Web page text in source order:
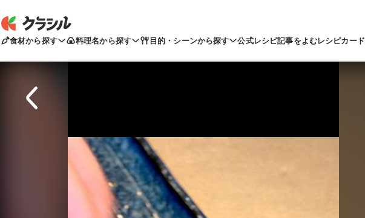
食材から探す 料理名から探す 目的・シーンから探す 公式レシピ記事をよむレシピカード